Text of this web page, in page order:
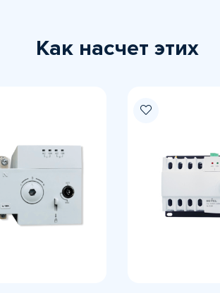
Как насчет этих